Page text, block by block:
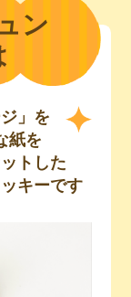
ン
」を
紙を
トした
キーです